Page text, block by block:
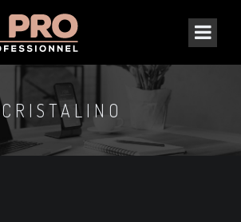
CRISTALINO